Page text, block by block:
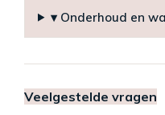
▾ Onderhoud en
Veelgestelde vragen